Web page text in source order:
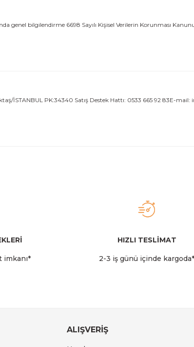
genel bilgilendirme 6698 Sayılı Kişisel Verilerin Korunması
İSTANBUL PK:34340 Satış Destek Hattı: 0533 665 92 83E-
imkanı*
HIZLI TESLİMAT
2-3 iş günü içinde kargoda*
ALIŞVERİŞ